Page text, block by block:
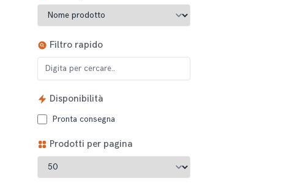
Filtro rapido
Disponibilità
Pronta consegna
Prodotti per pagina